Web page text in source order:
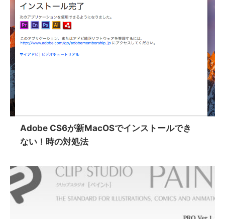
Adobe CS6が新MacOSでインストールでき
ない！時の対処法